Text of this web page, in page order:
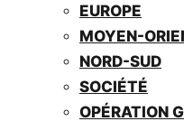
EUROPE
MOYEN-
NORD-SUD
SOCIÉTÉ
OPÉRATION